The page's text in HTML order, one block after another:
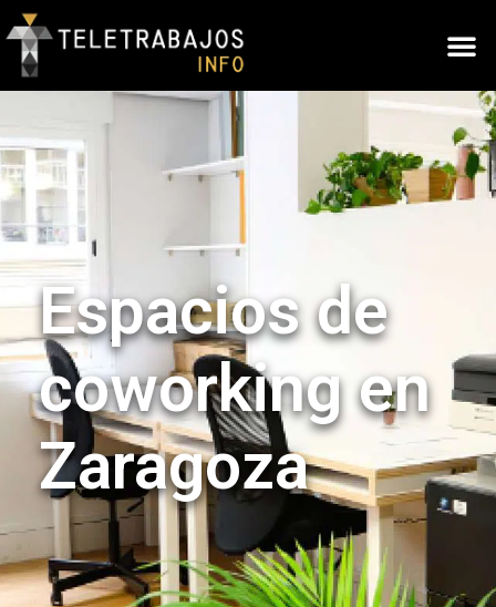
Espacios de
coworking en
Zaragoza